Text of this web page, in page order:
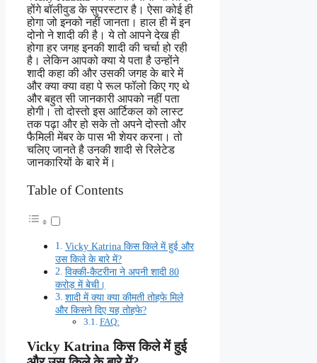
होंगे बॉलीवुड के सुपरस्टार है। ऐसा कोई ही
होगा जो इनको नहीं जानता। हाल ही में इन
दोनो ने शादी की है। ये तो आपने देख ही
होगा हर जगह इनकी शादी की चर्चा हो रही
है। लेकिन आपको क्या ये पता है उन्होंने
शादी कहा की और उसकी जगह के बारे में
और क्या क्या वहा पे रूल फॉलो किए गए थे
और बहुत सी जानकारी आपको नहीं पता
होगी। तो दोस्तो इस आर्टिकल को लास्ट
तक पढ़ा और हो सके तो अपने दोस्तो और
फैमिली मेंबर के पास भी शेयर करना। तो
चलिए जानते है उनकी शादी से रिलेटेड
जानकारियों के बारे में।
Table of Contents
Vicky Katrina किस किले में हुई और
उस किले के बारे में?
विक्की-कैटरीना ने अपनी शादी 80
करोड़ में बेची।
शादी में क्या क्या कीमती तोहफे मिले
और किसने दिए यह तोहफे?
FAQ:
Vicky Katrina किस किले में हुई